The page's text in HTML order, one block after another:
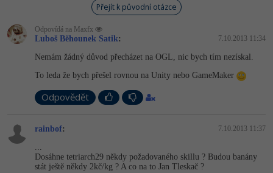
ASP.NET MVC
Django
Best practices
MySQL/MariaDB
MS-SQL
SQLite
Grafik / UX/UI návrhář
Projektový manažer
Databázový analytik
Copywriter
WordPress specialista
SQL
Návrh SW -80%
Algoritmy
Umělá inteligence (AI) -10%
Přejít k původní otázce
Odpovídá na Maxfx
Luboš Běhounek Satik: 7.10.2013 11:34
Nemám žádný důvod přecházet na OGL, nic bych tím nezískal.
To leda že bych přešel rovnou na Unity nebo GameMaker
Odpovědět
rainbof: 7.10.2013 11:37
Dosáhne tetriarch29 někdy požadovaného skillu ? Budou banány
stát ještě někdy 2kč/kg ? A co na to Jan Tleskač ?